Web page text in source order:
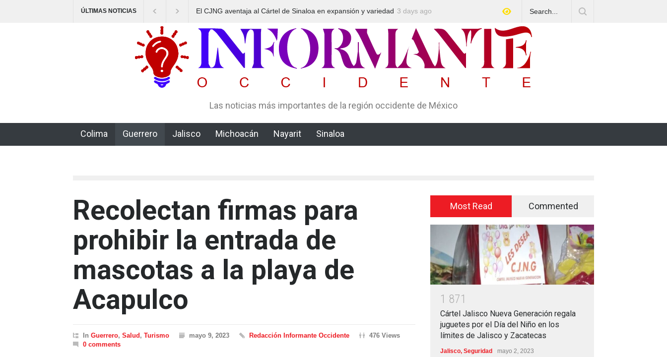
ÚLTIMAS NOTICIAS
El CJNG aventaja al Cártel de Sinaloa en expansión y variedad
Arrestan en Texas a ciudadano mexicano señalado de operar
¿COREMEX protege a los trabajadores o a los delincuentes?
3 days ago
Las noticias más importantes de la región occidente de México
Colima Guerrero Jalisco Michoacán Nayarit Sinaloa
Recolectan firmas para
prohibir la entrada de
mascotas a la playa de
Acapulco
In Guerrero, Salud , Turismo mayo 9, 2023 Redacción Informante Occidente
476 Views
0 comments
Most Read Commented
1 871
Cártel Jalisco Nueva Generación regala
juguetes por el Día del Niño en los
límites de Jalisco y Zacatecas
Jalisco, Seguridad mayo 2, 2023